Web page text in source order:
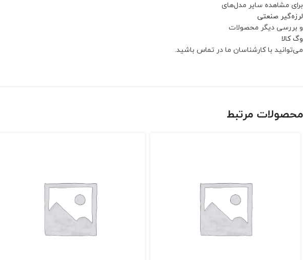
برای مشاهده سایر مدل‌های
لرزه‌گیر صنعتی
و بررسی دیگر محصولات
وگ کالا
می‌توانید با کارشناسان ما در تماس باشید.
محصولات مرتبط